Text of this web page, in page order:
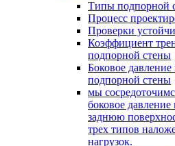
Типы подпорной
Процесс
Проверки
Коэффициент
подпорной стены
Боковое давление
подпорной стены
мы
боковое
заднюю
трех типов
нагрузок.